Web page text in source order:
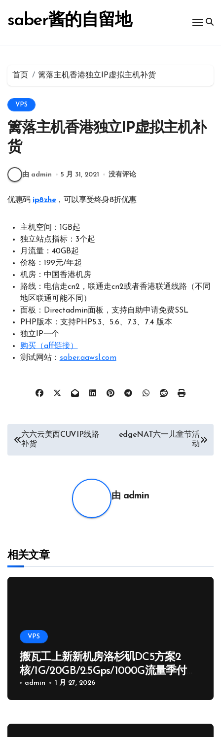
saber酱的自留地
首页 篱落主机香港独立IP虚拟主机补货
VPS
篱落主机香港独立IP虚拟主机补
货
由 admin 5 月 31, 2021 没有评论
优惠码 ip8zhe，可以享受终身8折优惠
主机空间：1GB起
独立站点指标：3个起
月流量：40GB起
价格：199元/年起
机房：中国香港机房
路线：电信走cn2，联通走cn2或者香港联通线路（不同
地区联通可能不同）
面板：Directadmin面板，支持自助申请免费SSL
PHP版本：支持PHP5.3、5.6、7.3、7.4 版本
独立IP一个
购买（aff链接）
测试网站： saber.aawsl.com
六六云美西CUVIP线路
补货
edgeNAT六一儿童节活
动
由 admin
相关文章
VPS
搬瓦工上新新机房洛杉矶DC5方案2
核/1G/20GB/2.5Gps/1000G流量季付
65.89 USD
admin 1 月 27, 2026